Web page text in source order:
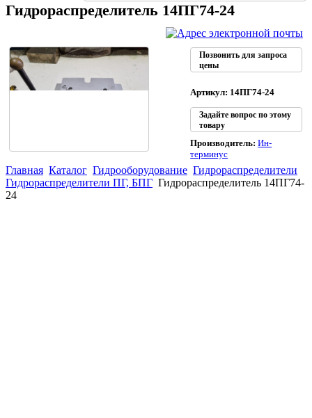
Гидрораспределитель 14ПГ74-24
Позвонить для запроса
цены
Артикул: 14ПГ74-24
Задайте вопрос по этому
товару
Производитель:Ин-
терминус
Главная Каталог Гидрооборудование Гидрораспределители
Гидрораспределители ПГ, БПГ Гидрораспределитель 14ПГ74-
24